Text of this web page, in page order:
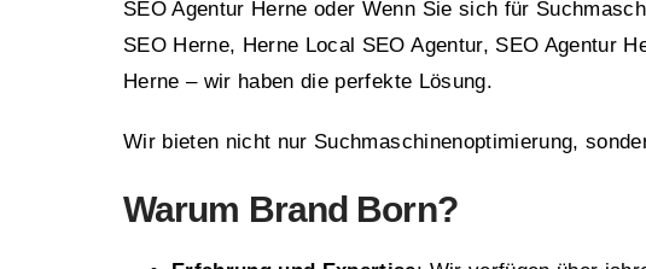
SEO Agentur Herne oder Wenn Sie sich für
SEO Herne, Herne Local SEO Agentur, SEO Agentur
Herne – wir haben die perfekte Lösung.
Wir bieten nicht nur Suchmaschinenoptimierung,
Warum Brand Born?